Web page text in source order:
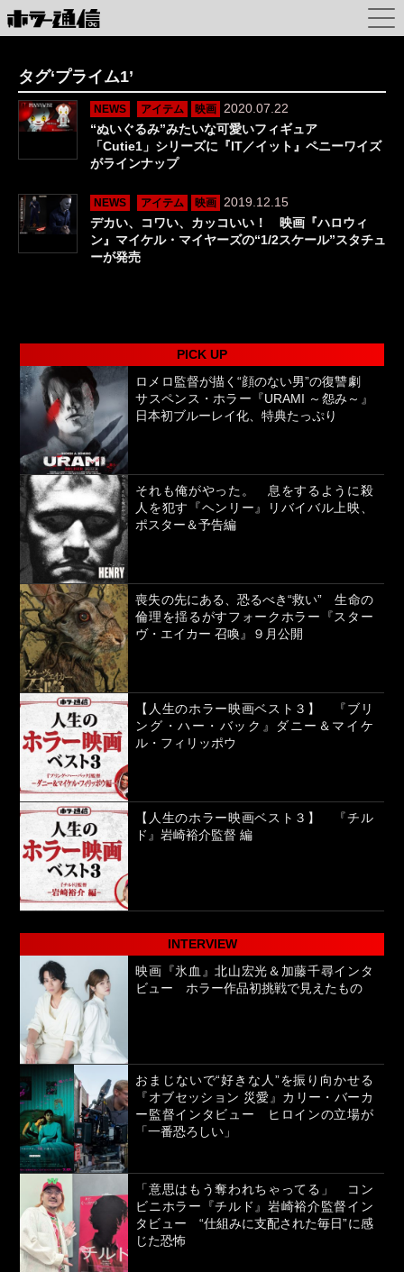
タグ‘プライム1’
NEWS アイテム 映画
2020.07.22
“ぬいぐるみ”みたいな可愛いフィギュア
「Cutie1」シリーズに『IT／イット』ペニーワイズ
がラインナップ
NEWS アイテム 映画
2019.12.15
デカい、コワい、カッコいい！ 映画『ハロウィ
ン』マイケル・マイヤーズの“1/2スケール”スタチュ
ーが発売
PICK UP
ロメロ監督が描く“顔のない男”の復讐劇
サスペンス・ホラー『URAMI ～怨み～』
日本初ブルーレイ化、特典たっぷり
それも俺がやった。 息をするように殺
人を犯す『ヘンリー』リバイバル上映、
ポスター＆予告編
喪失の先にある、恐るべき“救い” 生命の
倫理を揺るがすフォークホラー『スター
ヴ・エイカー 召喚』９月公開
【人生のホラー映画ベスト３】 『ブリ
ング・ハー・バック』ダニー＆マイケ
ル・フィリッポウ
【人生のホラー映画ベスト３】 『チル
ド』岩崎裕介監督 編
INTERVIEW
映画『氷血』北山宏光＆加藤千尋インタ
ビュー ホラー作品初挑戦で見えたもの
おまじないで“好きな人”を振り向かせる
『オブセッション 災愛』カリー・バーカ
ー監督インタビュー ヒロインの立場が
「一番恐ろしい」
「意思はもう奪われちゃってる」 コン
ビニホラー『チルド』岩崎裕介監督イン
タビュー “仕組みに支配された毎日”に感
じた恐怖